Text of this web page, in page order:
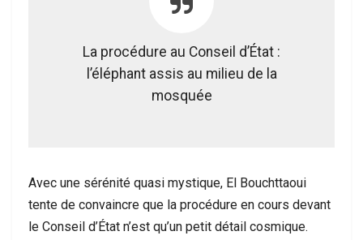
La procédure au Conseil d’État :
l’éléphant assis au milieu de la
mosquée
Avec une sérénité quasi mystique, El Bouchttaoui
tente de convaincre que la procédure en cours devant
le Conseil d’État n’est qu’un petit détail cosmique.